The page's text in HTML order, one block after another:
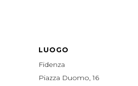
LUOGO
Fidenza
Piazza Duomo, 16